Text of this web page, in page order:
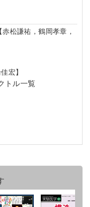
【赤松謙祐，鶴岡孝章，
宏】
トル一覧